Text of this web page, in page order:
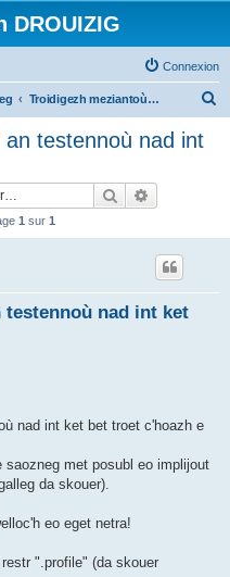
DROUIZIG
Connexion
Troidigezh meziantoù all (frank a wirioù evit an darn vrasañ anezho)
testennoù nad int
Rechercher
1 sur 1
testennoù nad int ket
nad int ket bet troet c'hoazh e
saozneg met posubl eo implijout
da skouer).
eo eget netra!
".profile" (da skouer